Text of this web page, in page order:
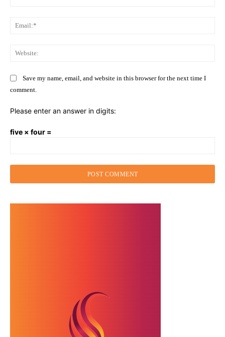
Save my name, email, and website in this browser for the next time I
comment.
Please enter an answer in digits:
five × four =